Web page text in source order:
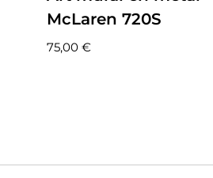
McLaren 720S
75,00 €